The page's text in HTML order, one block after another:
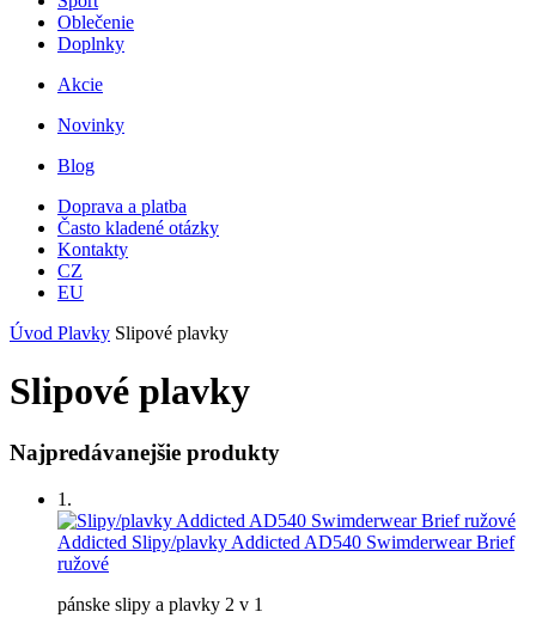
Oblečenie
Doplnky
Akcie
Novinky
Blog
Doprava a platba
Často kladené otázky
Kontakty
CZ
EU
Úvod Plavky Slipové plavky
Slipové plavky
Najpredávanejšie produkty
1.
Addicted Slipy/plavky Addicted AD540 Swimderwear Brief
ružové
pánske slipy a plavky 2 v 1